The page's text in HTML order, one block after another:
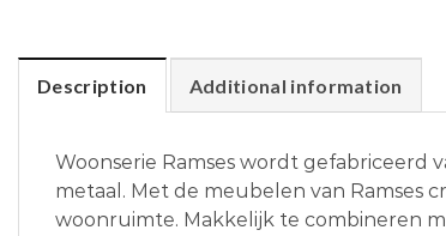
Description Additional information
Woonserie Ramses wordt gefabriceerd
metaal. Met de meubelen van Ramses
woonruimte. Makkelijk te combineren